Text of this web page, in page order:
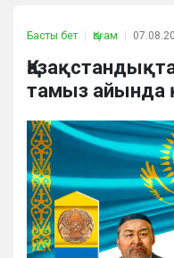
Басты бет Қоғам
тамыз айында